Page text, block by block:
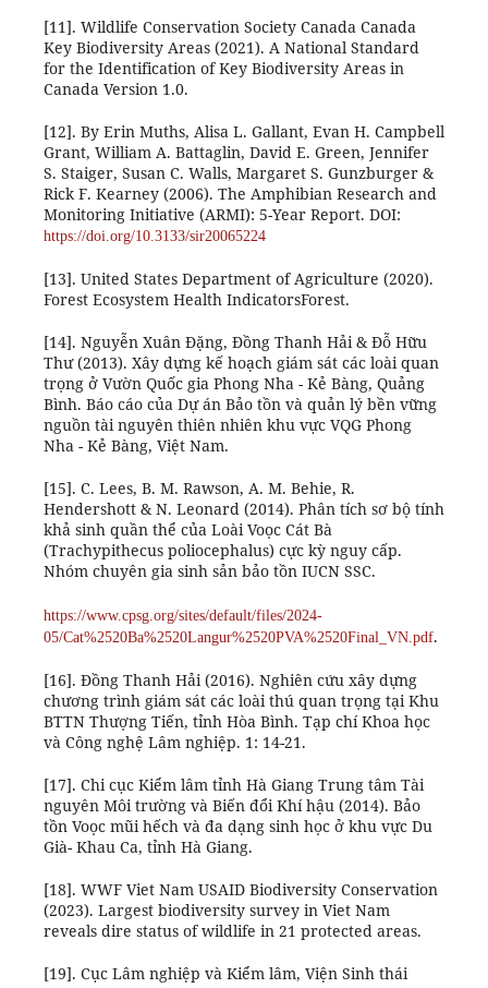
[11]. Wildlife Conservation Society Canada Canada
Key Biodiversity Areas (2021). A National Standard
for the Identification of Key Biodiversity Areas in
Canada Version 1.0.
[12]. By Erin Muths, Alisa L. Gallant, Evan H. Campbell
Grant, William A. Battaglin, David E. Green, Jennifer
S. Staiger, Susan C. Walls, Margaret S. Gunzburger &
Rick F. Kearney (2006). The Amphibian Research and
Monitoring Initiative (ARMI): 5-Year Report. DOI:
https://doi.org/10.3133/sir20065224
[13]. United States Department of Agriculture (2020).
Forest Ecosystem Health IndicatorsForest.
[14]. Nguyễn Xuân Đặng, Đồng Thanh Hải & Đỗ Hữu
Thư (2013). Xây dựng kế hoạch giám sát các loài quan
trọng ở Vườn Quốc gia Phong Nha - Kẻ Bàng, Quảng
Bình. Báo cáo của Dự án Bảo tồn và quản lý bền vững
nguồn tài nguyên thiên nhiên khu vực VQG Phong
Nha - Kẻ Bàng, Việt Nam.
[15]. C. Lees, B. M. Rawson, A. M. Behie, R.
Hendershott & N. Leonard (2014). Phân tích sơ bộ tính
khả sinh quần thể của Loài Voọc Cát Bà
(Trachypithecus poliocephalus) cực kỳ nguy cấp.
Nhóm chuyên gia sinh sản bảo tồn IUCN SSC.
https://www.cpsg.org/sites/default/files/2024-
05/Cat%2520Ba%2520Langur%2520PVA%2520Final_VN.pdf.
[16]. Đồng Thanh Hải (2016). Nghiên cứu xây dựng
chương trình giám sát các loài thú quan trọng tại Khu
BTTN Thượng Tiến, tỉnh Hòa Bình. Tạp chí Khoa học
và Công nghệ Lâm nghiệp. 1: 14-21.
[17]. Chi cục Kiểm lâm tỉnh Hà Giang Trung tâm Tài
nguyên Môi trường và Biến đổi Khí hậu (2014). Bảo
tồn Voọc mũi hếch và đa dạng sinh học ở khu vực Du
Già- Khau Ca, tỉnh Hà Giang.
[18]. WWF Viet Nam USAID Biodiversity Conservation
(2023). Largest biodiversity survey in Viet Nam
reveals dire status of wildlife in 21 protected areas.
[19]. Cục Lâm nghiệp và Kiểm lâm, Viện Sinh thái